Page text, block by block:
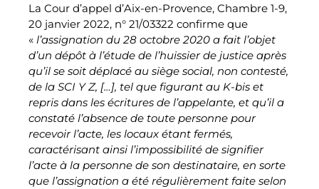
La Cour d’appel d’Aix-en-Provence, Chambre 1-9,
20 janvier 2022, n° 21/03322 confirme que
« l’assignation du 28 octobre 2020 a fait l’objet
d’un dépôt à l’étude de l’huissier de justice après
qu’il se soit déplacé au siège social, non contesté,
de la SCI Y Z, […], tel que figurant au K-bis et
repris dans les écritures de l’appelante, et qu’il a
constaté l’absence de toute personne pour
recevoir l’acte, les locaux étant fermés,
caractérisant ainsi l’impossibilité de signifier
l’acte à la personne de son destinataire, en sorte
que l’assignation a été régulièrement faite selon